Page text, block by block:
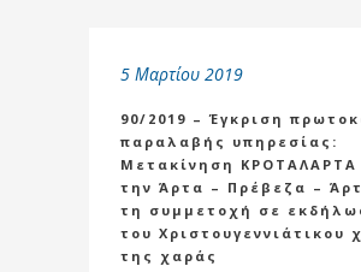
5 Μαρτίου 2019
90/2019 – Έγκριση
παραλαβής υπηρεσίας:
Μετακίνηση ΚΡΟΤΑΛΑΡΤΑ
την Άρτα – Πρέβεζα –
τη συμμετοχή σε
του Χριστουγεννιάτικου
της χαράς